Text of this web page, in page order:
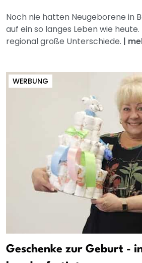
Noch nie hatten Neugeborene in
auf ein so langes Leben wie
regional große Unterschiede. |
WERBUNG
Geschenke zur Geburt -